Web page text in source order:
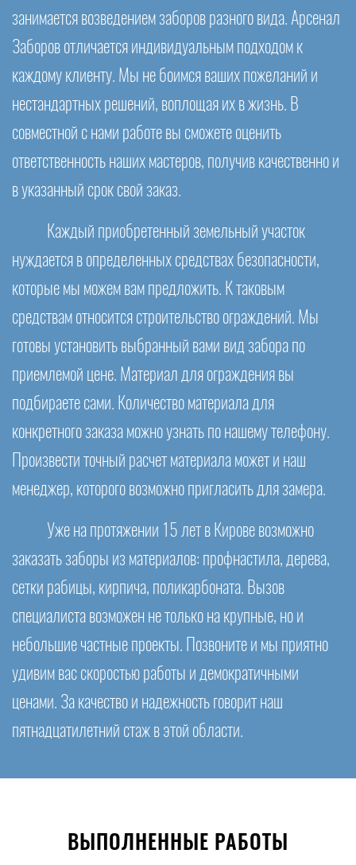
занимается возведением заборов разного вида. Арсенал
Заборов отличается индивидуальным подходом к
каждому клиенту. Мы не боимся ваших пожеланий и
нестандартных решений, воплощая их в жизнь. В
совместной с нами работе вы сможете оценить
ответственность наших мастеров, получив качественно и
в указанный срок свой заказ.
Каждый приобретенный земельный участок
нуждается в определенных средствах безопасности,
которые мы можем вам предложить. К таковым
средствам относится строительство ограждений. Мы
готовы установить выбранный вами вид забора по
приемлемой цене. Материал для ограждения вы
подбираете сами. Количество материала для
конкретного заказа можно узнать по нашему телефону.
Произвести точный расчет материала может и наш
менеджер, которого возможно пригласить для замера.
Уже на протяжении 15 лет в Кирове возможно
заказать заборы из материалов: профнастила, дерева,
сетки рабицы, кирпича, поликарбоната. Вызов
специалиста возможен не только на крупные, но и
небольшие частные проекты. Позвоните и мы приятно
удивим вас скоростью работы и демократичными
ценами. За качество и надежность говорит наш
пятнадцатилетний стаж в этой области.
ВЫПОЛНЕННЫЕ РАБОТЫ